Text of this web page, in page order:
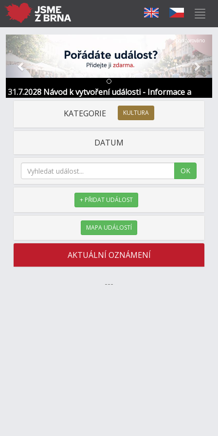
31.7.2028 Návod k vytvoření události - Informace a
kontakt
Předchozí Další
Sponzorováno
KATEGORIE KULTURA
DATUM
OK
+ PŘIDAT UDÁLOST
MAPA UDÁLOSTÍ
AKTUÁLNÍ OZNÁMENÍ
---